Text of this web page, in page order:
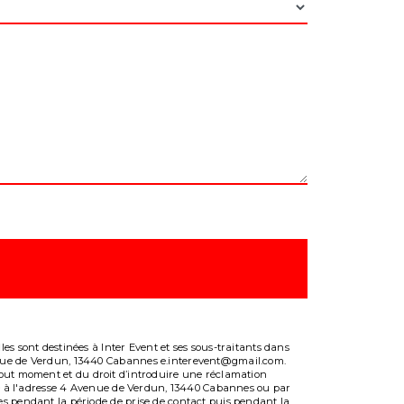
sont destinées à Inter Event et ses sous-traitants dans
de Verdun, 13440 Cabannes e.interevent@gmail.com.
moment et du droit d’introduire une réclamation
l'adresse 4 Avenue de Verdun, 13440 Cabannes ou par
pendant la période de prise de contact puis pendant la